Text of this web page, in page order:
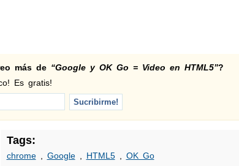
más de “Google y OK Go = Video en HTML5”?
Es gratis!
Tags:
chrome, Google, HTML5, OK Go